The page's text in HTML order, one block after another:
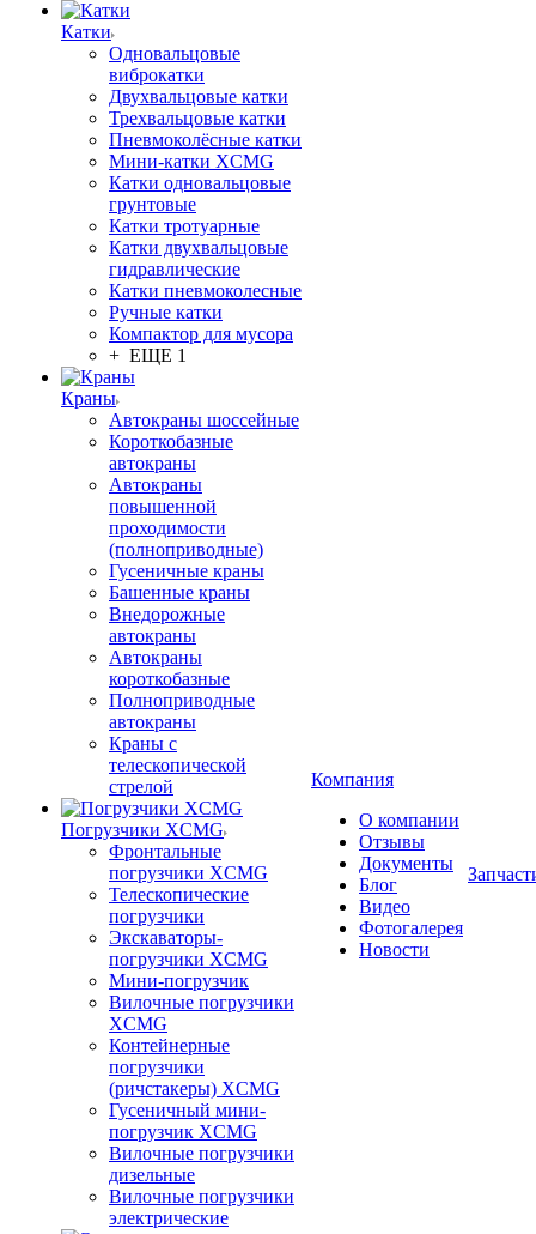
Катки
Одновальцовые
виброкатки
Двухвальцовые катки
Трехвальцовые катки
Пневмоколёсные катки
Мини-катки XCMG
Катки одновальцовые
грунтовые
Катки тротуарные
Катки двухвальцовые
гидравлические
Катки пневмоколесные
Ручные катки
Компактор для мусора
+ ЕЩЕ 1
Краны
Автокраны шоссейные
Короткобазные
автокраны
Автокраны
повышенной
проходимости
(полноприводные)
Гусеничные краны
Башенные краны
Внедорожные
автокраны
Автокраны
короткобазные
Полноприводные
автокраны
Краны с
телескопической
стрелой
Погрузчики XCMG
Фронтальные
погрузчики XCMG
Телескопические
погрузчики
Экскаваторы-
погрузчики XCMG
Мини-погрузчик
Вилочные погрузчики
XCMG
Контейнерные
погрузчики
(ричстакеры) XCMG
Гусеничный мини-
погрузчик XCMG
Вилочные погрузчики
дизельные
Вилочные погрузчики
электрические
Компания
О компании
Отзывы
Документы
Блог
Видео
Фотогалерея
Новости